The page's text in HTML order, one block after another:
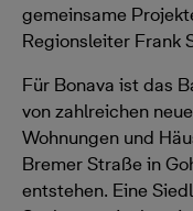
gemeinsame
Regionsleiter Frank
Für Bonava ist das
von zahlreichen
Wohnungen und
Bremer Straße in
entstehen. Eine